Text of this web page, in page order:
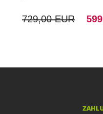
729,00 EUR